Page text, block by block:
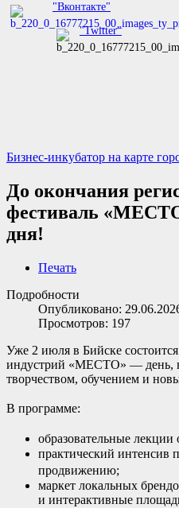
"Вконтакте"
"Twitter"
Бизнес-инкубатор на карте
До окончания
фестиваль
дня!
Печать
Подробности
Опубликовано:
Просмотров: 197
Уже 2 июля в Бийске
индустрий «МЕСТО» — день,
творчеством, обучением и
В программе:
образовательные лекции
практический интенсив
продвижению;
маркет локальных
и интерактивные